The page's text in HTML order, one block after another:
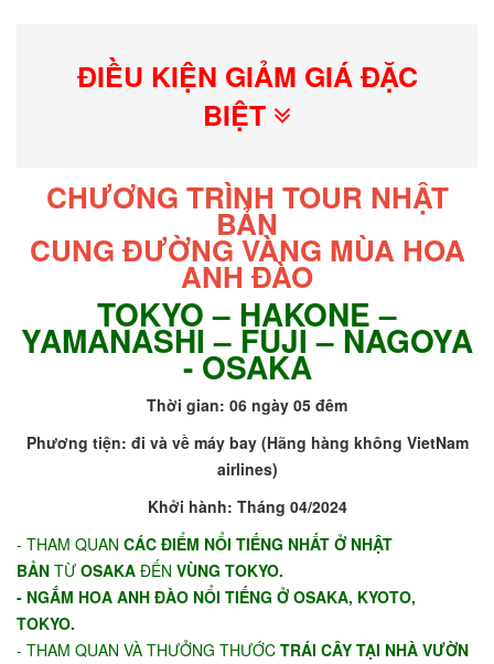
ĐIỀU KIỆN GIẢM GIÁ ĐẶC
BIỆT
CHƯƠNG TRÌNH TOUR NHẬT
BẢN
CUNG ĐƯỜNG VÀNG MÙA HOA
ANH ĐÀO
TOKYO – HAKONE –
YAMANASHI – FUJI – NAGOYA
- OSAKA
Thời gian: 06 ngày 05 đêm
Phương tiện: đi và về máy bay (Hãng hàng không VietNam
airlines)
Khởi hành: Tháng 04/2024
- THAM QUAN CÁC ĐIỂM NỔI TIẾNG NHẤT Ở NHẬT
BẢN TỪ OSAKA ĐẾN VÙNG TOKYO.
- NGẮM HOA ANH ĐÀO NỔI TIẾNG Ở OSAKA, KYOTO,
TOKYO.
- THAM QUAN VÀ THƯỞNG THƯỚC TRÁI CÂY TẠI NHÀ VƯỜN